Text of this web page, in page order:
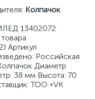
Колпачок
13402072
Артикул
Российская
Диаметр
38 мм Высота: 70
ТОО «VK